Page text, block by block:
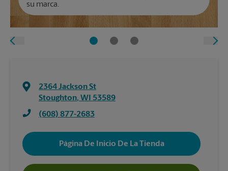
su marca.
2364 Jackson St
Stoughton, WI 53589
(608) 877-2683
Página De Inicio De La Tienda